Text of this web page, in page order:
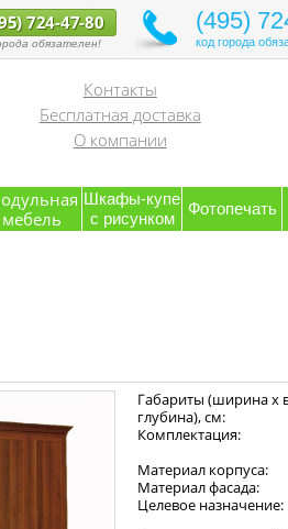
724-47-80
обязателен!
(495)
код города
Контакты
Бесплатная доставка
О компании
мебель
Шкафы-купе
с рисунком
Фотопечать
Габариты (ширина х
глубина), см:
Комплектация:
Материал корпуса:
Материал фасада:
Целевое назначение: